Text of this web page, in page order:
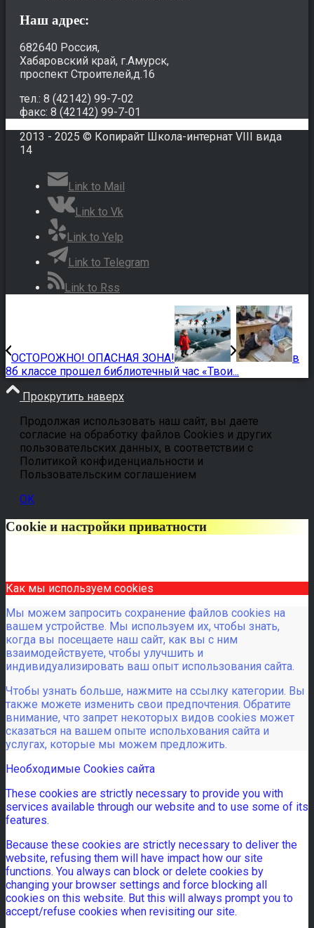
Наш адрес:
682640 Россия,
Хабаровский край, г.Амурск,
проспект Строителей,д.16
тел.: 8 (42142) 99-7-02
факс: 8 (42142) 99-7-01
2013 - 2025 © Копирайт Школа-интернат VIII вида
14
Link to Mail
Link to Vk
Link to Yelp
Link to Telegram
Link to Rss
ОСТОРОЖНО! ОПАСНАЯ ЗОНА!
в
8б классе прошел библиотечный час «Твои...
Прокрутить наверх
Продолжая использовать наш сайт, вы даете
согласие на обработку файлов Cookies и других
пользовательских данных, в соответствии с
Политикой конфиденциальности и
Пользовательским соглашением
OK
Cookie и настройки приватности
Как мы используем cookies
Мы можем запросить сохранение файлов cookies на
вашем устройстве. Мы используем их, чтобы знать,
когда вы посещаете наш сайт, как вы с ним
взаимодействуете, чтобы улучшить и
индивидуализировать ваш опыт использования сайта.
Чтобы узнать больше, нажмите на ссылку категории. Вы
также можете изменить свои предпочтения. Обратите
внимание, что запрет некоторых видов cookies может
сказаться на вашем опыте испольхования сайта и
услугах, которые мы можем предложить.
Необходимые Cookies сайта
These cookies are strictly necessary to provide you with
services available through our website and to use some of its
features.
Because these cookies are strictly necessary to deliver the
website, refusing them will have impact how our site
functions. You always can block or delete cookies by
changing your browser settings and force blocking all
cookies on this website. But this will always prompt you to
accept/refuse cookies when revisiting our site.